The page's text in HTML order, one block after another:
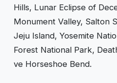
Hills, Lunar Eclipse of
Monument Valley, Salton
Jeju Island, Yosemite
Forest National Park,
ve Horseshoe Bend.